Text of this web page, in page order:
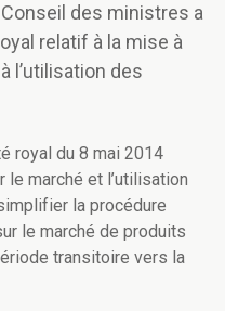
des ministres a
relatif à la mise à
l’utilisation des
royal du 8 mai 2014
marché et l’utilisation
la procédure
le marché de produits
transitoire vers la